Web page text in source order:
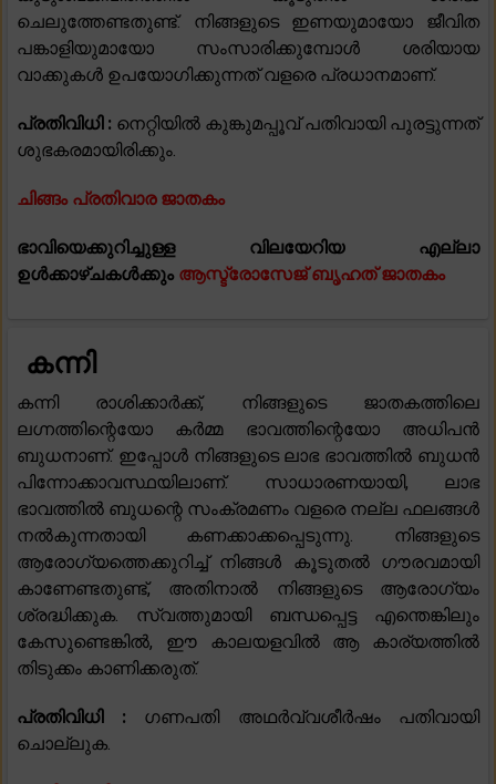
ചെലുത്തേണ്ടതുണ്ട്. നിങ്ങളുടെ ഇണയുമായോ ജീവിത
പങ്കാളിയുമായോ സംസാരിക്കുമ്പോൾ ശരിയായ
വാക്കുകൾ ഉപയോഗിക്കുന്നത് വളരെ പ്രധാനമാണ്.
പ്രതിവിധി : നെറ്റിയിൽ കുങ്കുമപ്പൂവ് പതിവായി പുരട്ടുന്നത്
ശുഭകരമായിരിക്കും.
ചിങ്ങം പ്രതിവാര ജാതകം
ഭാവിയെക്കുറിച്ചുള്ള വിലയേറിയ എല്ലാ
ഉൾക്കാഴ്ചകൾക്കും ആസ്ട്രോസേജ് ബൃഹത് ജാതകം
കന്നി
കന്നി രാശിക്കാർക്ക്, നിങ്ങളുടെ ജാതകത്തിലെ
ലഗ്നത്തിന്റെയോ കർമ്മ ഭാവത്തിന്റെയോ അധിപൻ
ബുധനാണ്. ഇപ്പോൾ നിങ്ങളുടെ ലാഭ ഭാവത്തിൽ ബുധൻ
പിന്നോക്കാവസ്ഥയിലാണ്. സാധാരണയായി, ലാഭ
ഭാവത്തിൽ ബുധന്റെ സംക്രമണം വളരെ നല്ല ഫലങ്ങൾ
നൽകുന്നതായി കണക്കാക്കപ്പെടുന്നു. നിങ്ങളുടെ
ആരോഗ്യത്തെക്കുറിച്ച് നിങ്ങൾ കൂടുതൽ ഗൗരവമായി
കാണേണ്ടതുണ്ട്, അതിനാൽ നിങ്ങളുടെ ആരോഗ്യം
ശ്രദ്ധിക്കുക. സ്വത്തുമായി ബന്ധപ്പെട്ട എന്തെങ്കിലും
കേസുണ്ടെങ്കിൽ, ഈ കാലയളവിൽ ആ കാര്യത്തിൽ
തിടുക്കം കാണിക്കരുത്.
പ്രതിവിധി : ഗണപതി അഥർവ്വശീർഷം പതിവായി
ചൊല്ലുക.